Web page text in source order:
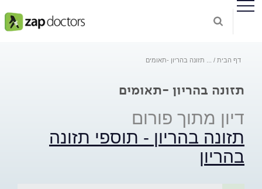
דף הבית תזונה בהריון -תאומים
תזונה בהריון -תאומים
דיון מתוך פורום
תזונה בהריון - תוספי תזונה
בהריון